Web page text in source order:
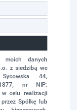
moich danych
z siedzibą we
44,
nr NIP:
w celu realizacji
Spółkę lub